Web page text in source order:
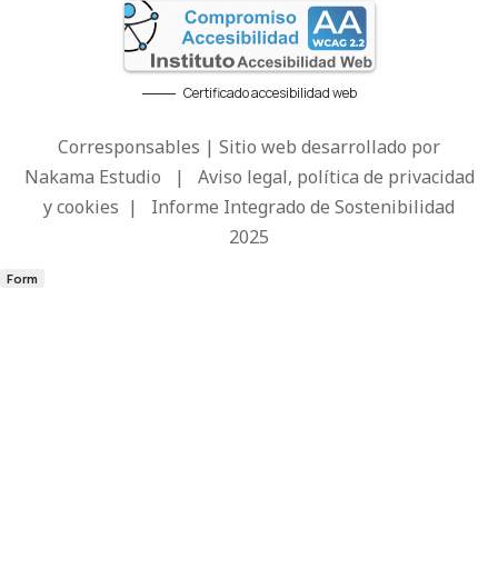
Certificado accesibilidad web
Corresponsables | Sitio web desarrollado por
Nakama Estudio | Aviso legal, política de privacidad
y cookies | Informe Integrado de Sostenibilidad
2025
Form